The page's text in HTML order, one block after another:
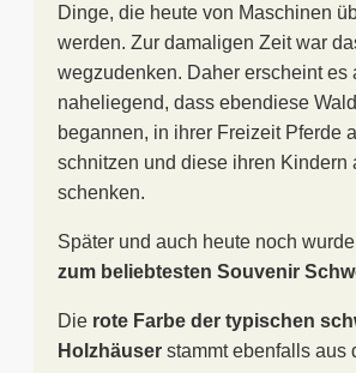
Dinge, die heute von Maschinen
werden. Zur damaligen Zeit war
wegzudenken. Daher erscheint es
naheliegend, dass ebendiese
begannen, in ihrer Freizeit Pferde
schnitzen und diese ihren Kindern
schenken.
Später und auch heute noch
zum beliebtesten Souvenir
Die rote Farbe der typischen
Holzhäuser stammt ebenfalls aus